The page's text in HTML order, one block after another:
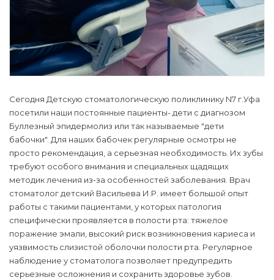
Сегодня Детскую стоматологическую поликлинику N7 г.Уфа
посетили наши постоянные пациенты- дети с диагнозом
Буллезный эпидермолиз или так называемые "дети
бабочки". Для наших бабочек регулярные осмотры не
просто рекомендация, а серьезная необходимость. Их зубы
требуют особого внимания и специальных щадящих
методик лечения из-за особенностей заболевания. Врач
стоматолог детский Васильева И.Р. имеет большой опыт
работы с такими пациентами, у которых патология
специфически проявляется в полости рта: тяжелое
поражение эмали, высокий риск возникновения кариеса и
уязвимость слизистой оболочки полости рта. Регулярное
наблюдение у стоматолога позволяет предупредить
серьезные осложнения и сохранить здоровье зубов.